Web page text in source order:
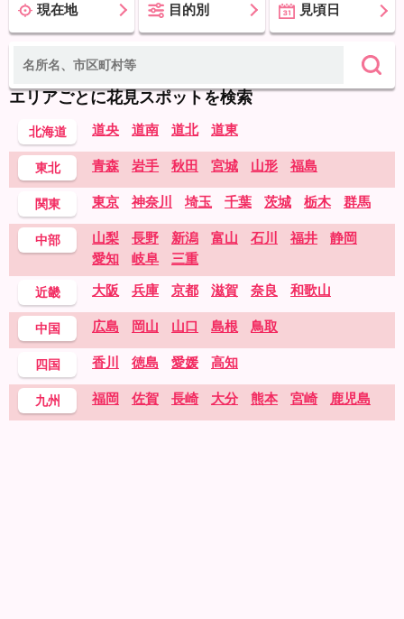
現在地 目的別 見頃日
エリアごとに花見スポットを検索
北海道 道央 道南 道北 道東
東北 青森 岩手 秋田 宮城 山形 福島
関東 東京 神奈川 埼玉 千葉 茨城 栃木 群馬
中部 山梨 長野 新潟 富山 石川 福井
静岡
愛知
岐阜 三重
近畿 大阪 兵庫 京都 滋賀 奈良 和歌山
中国 広島 岡山 山口 島根 鳥取
四国 香川 徳島 愛媛 高知
九州 福岡 佐賀 長崎 大分 熊本 宮崎 鹿児島